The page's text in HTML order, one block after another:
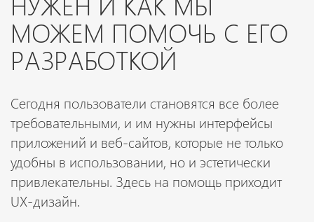
МОЖЕМ ПОМОЧЬ С ЕГО
РАЗРАБОТКОЙ
Сегодня пользователи становятся все более
требовательными, и им нужны интерфейсы
приложений и веб-сайтов, которые не только
удобны в использовании, но и эстетически
привлекательны. Здесь на помощь приходит
UX-дизайн.